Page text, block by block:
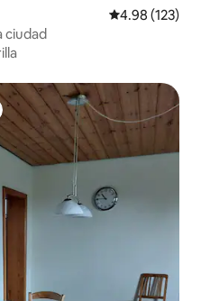
Calificación
4.98 (123)
ciudad